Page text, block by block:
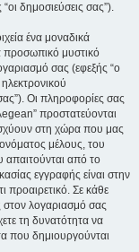
δημοσιεύσεις σας”).
ένα μοναδικά
προσωπικό μυστικό
σας (εφεξής “ο
Οι πληροφορίες σας
προστατεύονται
στη χώρα που μας
μέλους, του
απαιτούνται από το
εγγραφής είναι στην
προαιρετικό. Σε κάθε
στον λογαριασμό σας
τη δυνατότητα να
που δημιουργούνται